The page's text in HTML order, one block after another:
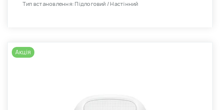
Тип встановлення: Підлоговий / Настінний
Акція